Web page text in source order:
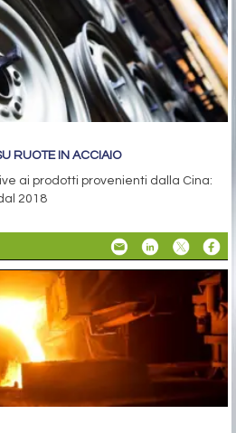
RUOTE IN ACCIAIO
ai prodotti provenienti dalla Cina:
2018